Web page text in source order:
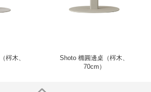
梣木、
Shoto 橢圓邊桌（梣木、
70cm）